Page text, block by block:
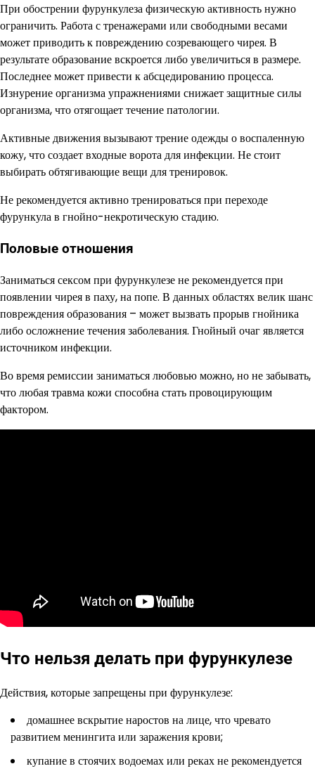
При обострении фурункулеза физическую активность нужно
ограничить. Работа с тренажерами или свободными весами
может приводить к повреждению созревающего чирея. В
результате образование вскроется либо увеличиться в размере.
Последнее может привести к абсцедированию процесса.
Изнурение организма упражнениями снижает защитные силы
организма, что отягощает течение патологии.
Активные движения вызывают трение одежды о воспаленную
кожу, что создает входные ворота для инфекции. Не стоит
выбирать обтягивающие вещи для тренировок.
Не рекомендуется активно тренироваться при переходе
фурункула в гнойно-некротическую стадию.
Половые отношения
Заниматься сексом при фурункулезе не рекомендуется при
появлении чирея в паху, на попе. В данных областях велик шанс
повреждения образования – может вызвать прорыв гнойника
либо осложнение течения заболевания. Гнойный очаг является
источником инфекции.
Во время ремиссии заниматься любовью можно, но не забывать,
что любая травма кожи способна стать провоцирующим
фактором.
Что нельзя делать при фурункулезе
Действия, которые запрещены при фурункулезе:
домашнее вскрытие наростов на лице, что чревато
развитием менингита или заражения крови;
купание в стоячих водоемах или реках не рекомендуется